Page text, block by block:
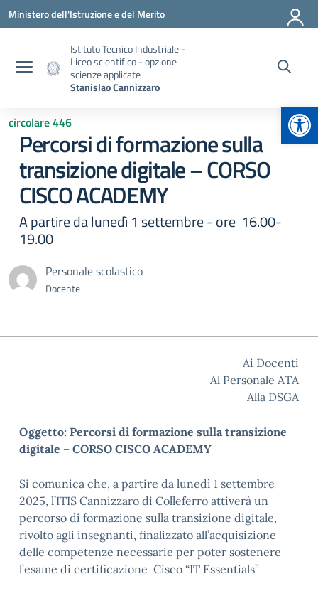
Vai ai contenuti
Vai al menu di navigazione
Vai al footer
Ministero dell'Istruzione e del Merito
Istituto Tecnico Industriale -
Liceo scientifico - opzione
scienze applicate
Stanislao Cannizzaro
circolare 446
Percorsi di formazione sulla
transizione digitale – CORSO
CISCO ACADEMY
A partire da lunedì 1 settembre - ore 16.00-
19.00
Personale scolastico
Docente
Ai Docenti
Al Personale ATA
Alla DSGA
Oggetto: Percorsi di formazione sulla transizione
digitale – CORSO CISCO ACADEMY
Si comunica che, a partire da lunedì 1 settembre
2025, l’ITIS Cannizzaro di Colleferro attiverà un
percorso di formazione sulla transizione digitale,
rivolto agli insegnanti, finalizzato all’acquisizione
delle competenze necessarie per poter sostenere
l’esame di certificazione Cisco “IT Essentials”